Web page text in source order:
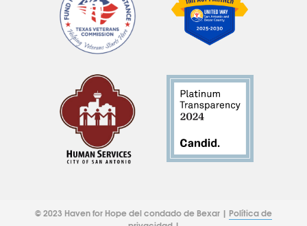
© 2023 Haven for Hope del condado de Bexar | Política de